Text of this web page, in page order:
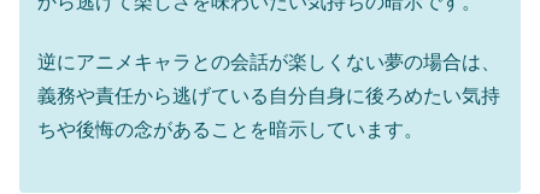
逆にアニメキャラとの会話が楽しくない夢の場合は、
義務や責任から逃げている自分自身に後ろめたい気持
ちや後悔の念があることを暗示しています。